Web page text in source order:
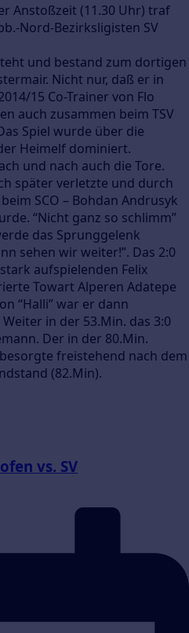
Anstoßzeit (11.30 Uhr) traf
Nord-Bezirksligisten SV
und bestand zum dortigen
Nicht nur, daß er in
15 Co-Trainer von Flo
auch zusammen beim TSV
Spiel wurde über die
Heimelf dominiert.
und nach auch die Tore.
später verletzte und durch
SCO – Bohdan Andrusyk
“Nicht ganz so schlimm”
das Sprunggelenk
sehen wir weiter!”. Das 2:0
aufspielenden Felix
Towart Alperen Adatepe
“Halli” war er dann
in der 53.Min. das 3:0
Der in der 80.Min.
freistehend nach dem
(82.Min).
vs. SV